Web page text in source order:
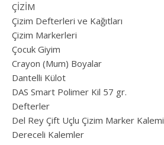
ÇİZİM
Çizim Defterleri ve Kağıtları
Çizim Markerleri
Çocuk Giyim
Crayon (Mum) Boyalar
Dantelli Külot
DAS Smart Polimer Kil 57 gr.
Defterler
Del Rey Çift Uçlu Çizim Marker Kalemi
Dereceli Kalemler